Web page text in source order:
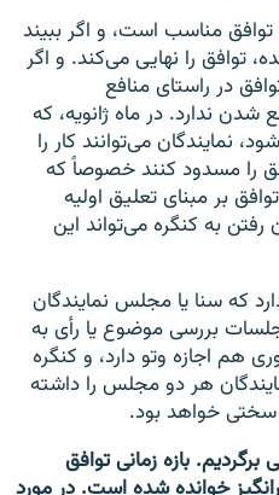
مناسب است، و اگر ببیند
توافق را نهایی می‌کند. و اگر
در راستای منافع
شدن ندارد. در ماه ژانویه، که
نمایندگان می‌توانند کار را
را مسدود کنند خصوصاً که
بر مبنای تعلیق اولیه
به کنگره می‌تواند این
که سنا یا مجلس نمایندگان
بررسی موضوع یا رأی به
هم اجازه وتو دارد، و کنگره
هر دو مجلس را داشته
سختی خواهد بود.
بازه زمانی توافق